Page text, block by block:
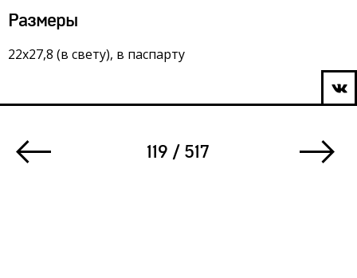
Размеры
22х27,8 (в свету), в паспарту
119 / 517